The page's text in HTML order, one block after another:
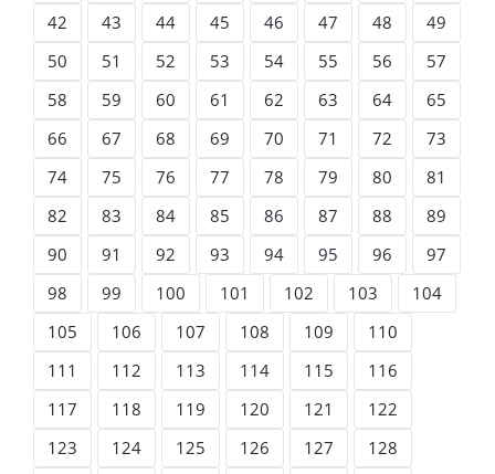
42
43 44 45 46 47 48
49
50
51 52 53 54 55 56
57
58
59 60 61 62 63 64
65
66
67 68 69 70 71 72
73
74
75 76 77 78 79 80
81
82
83 84 85 86 87 88
89
90
91 92 93 94 95 96
97
98
99 100 101 102 103
104
105
106 107 108 109
110
111
112 113 114 115
116
117
118 119 120 121
122
123
124 125 126 127
128